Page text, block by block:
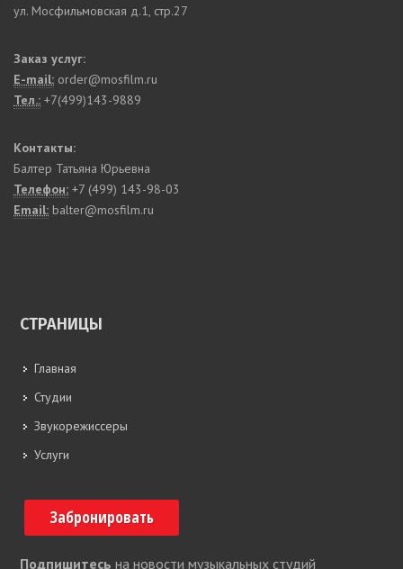
ул. Мосфильмовская д.1, стр.27
Заказ услуг:
E-mail: order@mosfilm.ru
Тел.: +7(499)143-9889
Контакты:
Балтер Татьяна Юрьевна
Телефон: +7 (499) 143-98-03
Email: balter@mosfilm.ru
СТРАНИЦЫ
Главная
Студии
Звукорежиссеры
Услуги
Забронировать
Подпишитесь на новости музыкальных студий